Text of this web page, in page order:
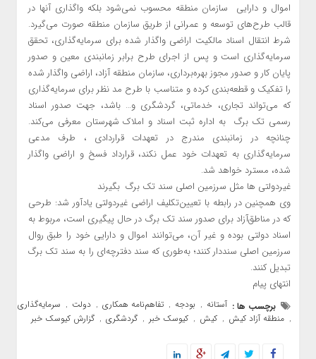
اموال و دارایی سازمان منطقه محسوب نمی‌شود بلکه واگذاری آنها در
قالب طرح‌های توسعه و عمرانی از طریق سازمان منطقه صورت می‌گیرد.
شرط انتقال اسناد مالکیت اراضی واگذار شده برای سرمایه‌گذاری، تحقق
سرمایه‌گذاری است و پس از اجرای طرح برابر زمانبندی معین و صدور
پایان کار و صدور مجوز بهره‌برداری، سازمان منطقه آزاد، اراضی واگذار شده
را تفکیک و قطعه‌بندی کرده و متناسب با طرح مد نظر برای سرمایه‌گذاری
که می‌تواند تجاری، خدماتی، گردشگری و… باشد، جهت صدور اسناد
رسمی تک برگ به اداره ثبت اسناد و املاک شهرستان معرفی می‌کند.
چنانچه در زمانبندی مندرج در تعهدات قراردادی ، طرف مدعی
سرمایه‌گذاری به تعهدات خود عمل نکند، قرارداد فسخ و اراضی واگذار
شده، مسترد خواهد شد.
غیردولتی ها مثل سرزمین اصلی سند تک برگ بگیرند
وی همچنین در رابطه با تعیین‌تکلیف اراضی غیردولتی یادآور شد: طرحی
که در مناطق‌آزاد برای صدور سند تک برگ در حال پیگیری است، مربوط به
اسناد دولتی بوده و غیر آن، می‌توانند اموال و دارایی خود را طبق روال
سرزمین اصلی سنددار کنند؛ به‌طوری که سند دفترچه‌ای را به سند تک برگ
تبدیل کنند.
انتهای پیام
برچسب ها : آستانه , بودجه , تفاهم‌نامه همکاری , دولت , سرمایه‌گذاری
, منطقه آزاد کیش , کیش , کیوسک خبر , گردشگری , گزارش کیوسک خبر